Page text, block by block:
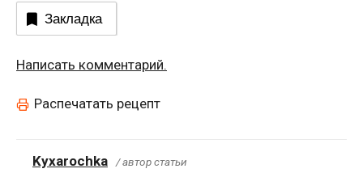
Закладка
Написать комментарий.
Распечатать рецепт
Kyxarochka / автор статьи